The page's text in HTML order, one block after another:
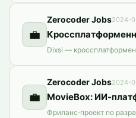
💼
Zerocoder Jobs2024-
💼
Zerocoder Jobs2024-